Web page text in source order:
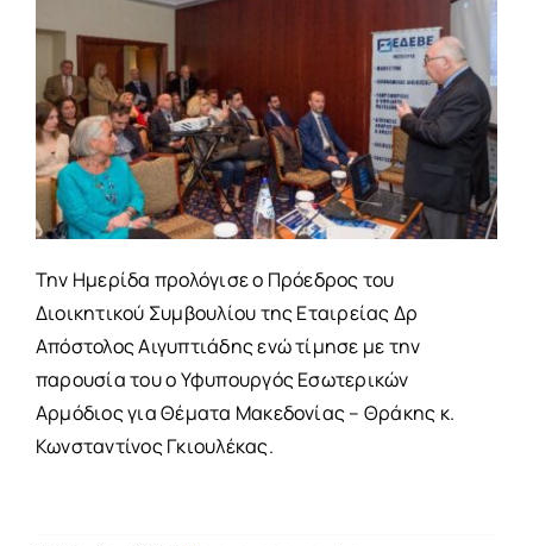
Την Ημερίδα προλόγισε ο Πρόεδρος του
Διοικητικού Συμβουλίου της Εταιρείας Δρ
Απόστολος Αιγυπτιάδης ενώ τίμησε με την
παρουσία του ο Υφυπουργός Εσωτερικών
Αρμόδιος για Θέματα Μακεδονίας – Θράκης κ.
Κωνσταντίνος Γκιουλέκας.